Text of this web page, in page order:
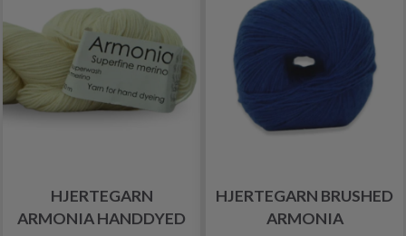
HJERTEGARN
ARMONIA HANDDYED
HJERTEGARN BRUSHED
ARMONIA